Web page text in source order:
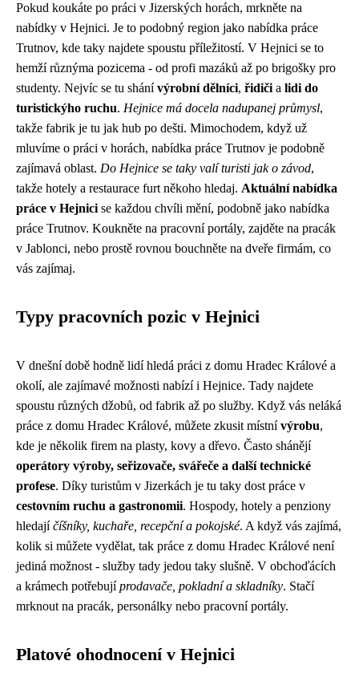
Pokud koukáte po práci v Jizerských horách, mrkněte na
nabídky v Hejnici. Je to podobný region jako nabídka práce
Trutnov, kde taky najdete spoustu příležitostí. V Hejnici se to
hemží různýma pozicema - od profi mazáků až po brigošky pro
studenty. Nejvíc se tu shánívýrobní dělníci, řidiči a lidi do
turistickýho ruchu. Hejnice má docela nadupanej průmysl,
takže fabrik je tu jak hub po dešti. Mimochodem, když už
mluvíme o práci v horách, nabídka práce Trutnov je podobně
zajímavá oblast. Do Hejnice se taky valí turisti jak o závod,
takže hotely a restaurace furt někoho hledaj. Aktuální nabídka
práce v Hejnici se každou chvíli mění, podobně jako nabídka
práce Trutnov. Koukněte na pracovní portály, zajděte na pracák
v Jablonci, nebo prostě rovnou bouchněte na dveře firmám, co
vás zajímaj.
Typy pracovních pozic v Hejnici
V dnešní době hodně lidí hledá práci z domu Hradec Králové a
okolí, ale zajímavé možnosti nabízí i Hejnice. Tady najdete
spoustu různých džobů, od fabrik až po služby. Když vás neláká
práce z domu Hradec Králové, můžete zkusit místnívýrobu,
kde je několik firem na plasty, kovy a dřevo. Často shánějí
operátory výroby, seřizovače, svářeče a další technické
profese. Díky turistům v Jizerkách je tu taky dost práce v
cestovním ruchu a gastronomii. Hospody, hotely a penziony
hledajíčíšníky, kuchaře, recepční a pokojské. A když vás zajímá,
kolik si můžete vydělat, tak práce z domu Hradec Králové není
jediná možnost - služby tady jedou taky slušně. V obchoďácích
a krámech potřebujíprodavače, pokladní a skladníky. Stačí
mrknout na pracák, personálky nebo pracovní portály.
Platové ohodnocení v Hejnici